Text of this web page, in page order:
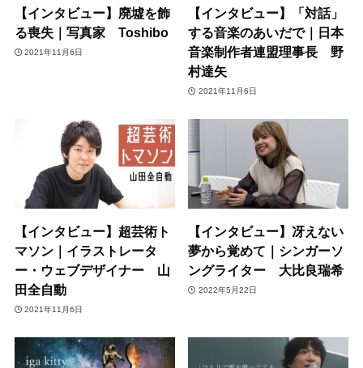
【インタビュー】廃墟を飾
る喪失｜写真家 Toshibo
2021年11月6日
【インタビュー】「対話」
する音楽のあいだで｜日本
音楽制作者連盟理事長 野
村達矢
2021年11月6日
【インタビュー】超芸術ト
マソン｜イラストレータ
ー・ウェブデザイナー 山
田全自動
2021年11月6日
【インタビュー】冴えない
夢から覚めて｜シンガーソ
ングライター 大比良瑞希
2022年5月22日